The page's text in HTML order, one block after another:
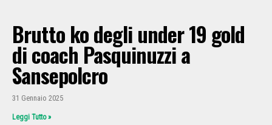
Brutto ko degli under 19 gold
di coach Pasquinuzzi a
Sansepolcro
31 Gennaio 2025
Leggi Tutto »